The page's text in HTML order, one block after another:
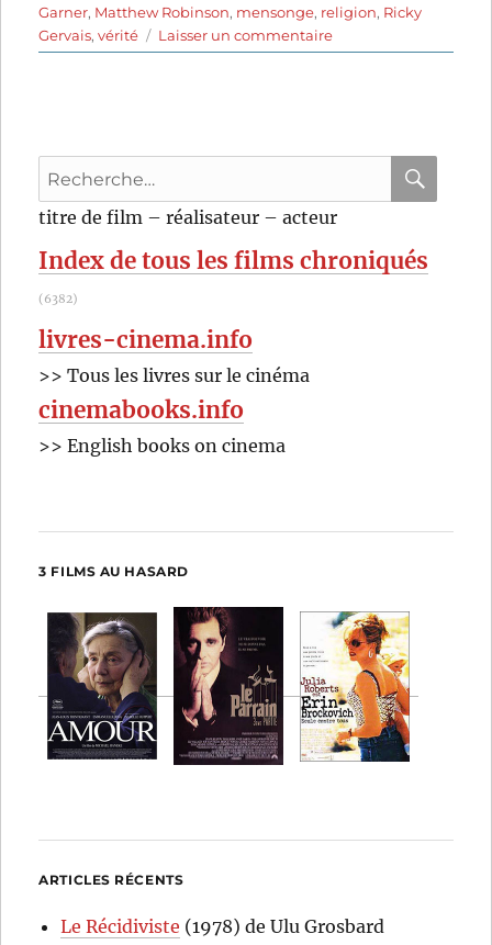
Garner, Matthew Robinson, mensonge, religion, Ricky
Gervais,vérité Laisser un commentairesur
The
Gervais
Matthew
Recherche
pour
titre de film – réalisateur – acteur
Index de tous les films chroniqués
(6382)
livres-cinema.info
>> Tous les livres sur le cinéma
cinemabooks.info
>> English books on cinema
3 FILMS AU HASARD
ARTICLES RÉCENTS
Le Récidiviste (1978) de Ulu Grosbard